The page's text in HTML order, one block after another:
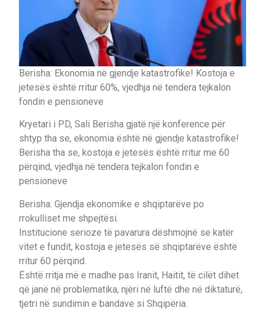
Berisha: Ekonomia në gjendje katastrofike! Kostoja e
jetesës është rritur 60%, vjedhja në tendera tejkalon
fondin e pensioneve
Kryetari i PD, Sali Berisha gjatë një konference për
shtyp tha se, ekonomia është në gjendje katastrofike!
Berisha tha se, kostoja e jetesës është rritur me 60
përqind, vjedhja në tendera tejkalon fondin e
pensioneve
Berisha: Gjendja ekonomike e shqiptarëve po
rrokulliset me shpejtësi.
Institucione serioze të pavarura dëshmojnë se katër
vitet e fundit, kostoja e jetesës së shqiptarëve është
rritur 60 përqind.
Është rritja më e madhe pas Iranit, Haitit, të cilët dihet
që janë në problematika, njëri në luftë dhe në diktaturë,
tjetri në sundimin e bandave si Shqipëria.